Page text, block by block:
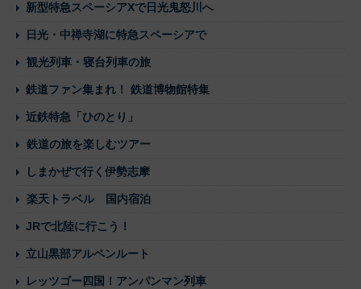
新型特急スペーシアXで日光鬼怒川へ
日光・中禅寺湖に特急スペーシアで
観光列車・寝台列車の旅
鉄道ファン集まれ！ 鉄道博物館特集
近鉄特急「ひのとり」
鉄道の旅を楽しむツアー
しまかぜで行く伊勢志摩
楽天トラベル 国内宿泊
JRで北陸に行こう！
立山黒部アルペンルート
レッツゴー四国！アンパンマン列車